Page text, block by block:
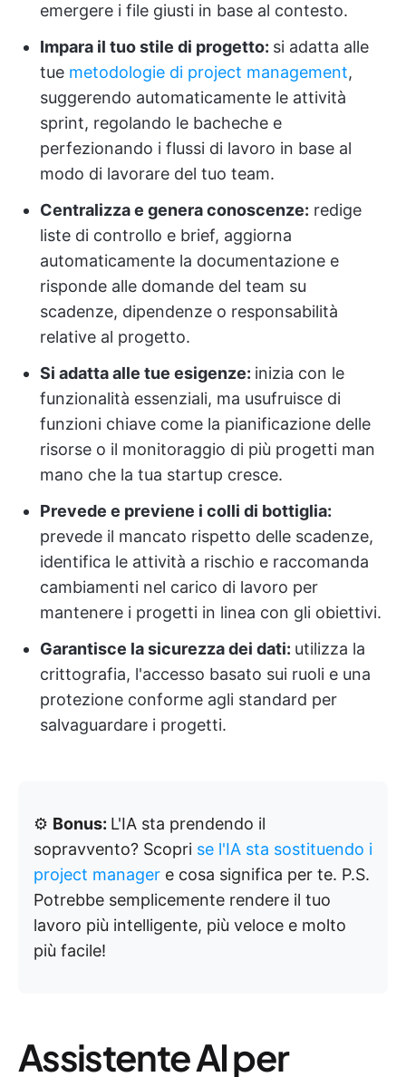
emergere i file giusti in base al contesto.
Impara il tuo stile di progetto: si adatta alle
tue metodologie di project management,
suggerendo automaticamente le attività
sprint, regolando le bacheche e
perfezionando i flussi di lavoro in base al
modo di lavorare del tuo team.
Centralizza e genera conoscenze: redige
liste di controllo e brief, aggiorna
automaticamente la documentazione e
risponde alle domande del team su
scadenze, dipendenze o responsabilità
relative al progetto.
Si adatta alle tue esigenze: inizia con le
funzionalità essenziali, ma usufruisce di
funzioni chiave come la pianificazione delle
risorse o il monitoraggio di più progetti man
mano che la tua startup cresce.
Prevede e previene i colli di bottiglia:
prevede il mancato rispetto delle scadenze,
identifica le attività a rischio e raccomanda
cambiamenti nel carico di lavoro per
mantenere i progetti in linea con gli obiettivi.
Garantisce la sicurezza dei dati: utilizza la
crittografia, l'accesso basato sui ruoli e una
protezione conforme agli standard per
salvaguardare i progetti.
⚙️ Bonus: L'IA sta prendendo il
sopravvento? Scopri se l'IA sta sostituendo i
project manager e cosa significa per te. P.S.
Potrebbe semplicemente rendere il tuo
lavoro più intelligente, più veloce e molto
più facile!
Assistente AI per